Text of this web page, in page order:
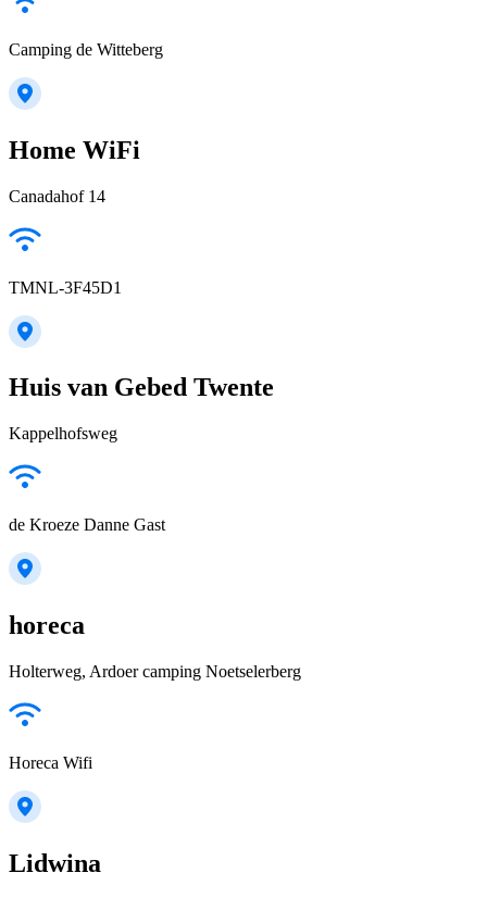
Camping de Witteberg
Home WiFi
Canadahof 14
TMNL-3F45D1
Huis van Gebed Twente
Kappelhofsweg
de Kroeze Danne Gast
horeca
Holterweg, Ardoer camping Noetselerberg
Horeca Wifi
Lidwina